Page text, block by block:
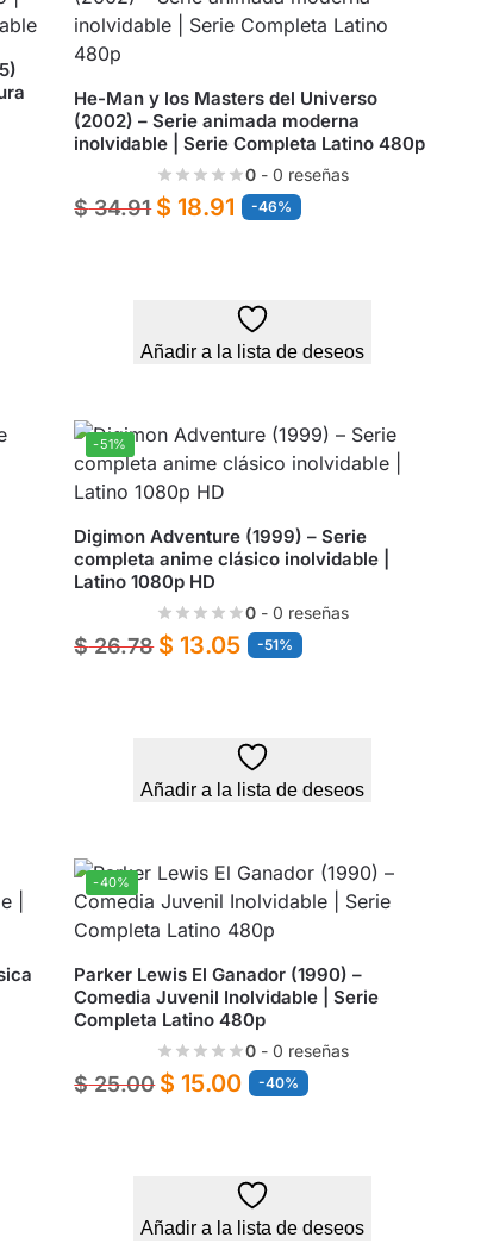
He-Man y los Masters del Universo
(2002) – Serie animada moderna
inolvidable | Serie Completa Latino 480p
0- 0 reseñas
$34.91 $ 18.91 -46%
Añadir a la lista de deseos
-51%
Digimon Adventure (1999) – Serie
completa anime clásico inolvidable |
Latino 1080p HD
0- 0 reseñas
$26.78 $ 13.05 -51%
Añadir a la lista de deseos
-40%
Parker Lewis El Ganador (1990) –
Comedia Juvenil Inolvidable | Serie
Completa Latino 480p
0- 0 reseñas
$25.00 $ 15.00 -40%
Añadir a la lista de deseos